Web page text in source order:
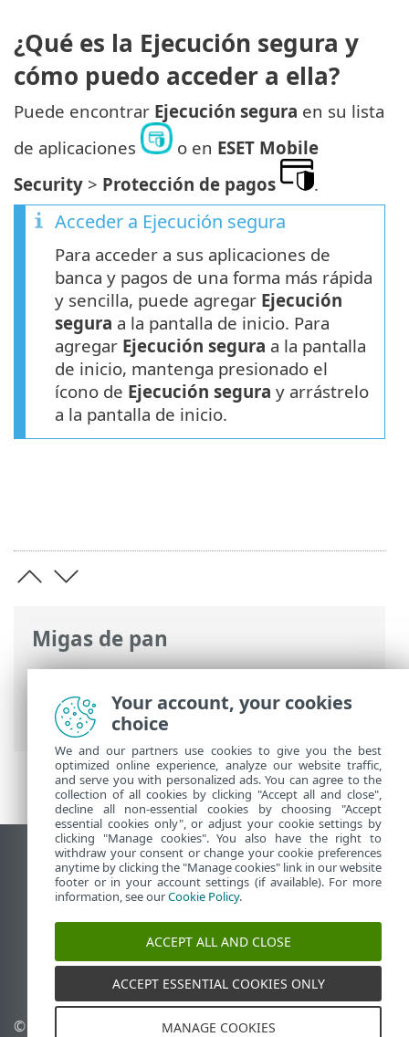
Migas de pan
Ayuda en línea de ESET>ESET Mobile
Security >Trabajar con ESET Mobile
Security > Protección de pagos
¿Qué es la Ejecución segura y
cómo puedo acceder a ella?
Puede encontrar Ejecución segura en su lista
de aplicaciones
o en ESET Mobile
Security > Protección de pagos .
Acceder a Ejecución segura
Para acceder a sus aplicaciones de
banca y pagos de una forma más rápida
y sencilla, puede agregar Ejecución
segura a la pantalla de inicio. Para
agregar Ejecución segura a la pantalla
de inicio, mantenga presionado el
ícono de Ejecución segura y arrástrelo
a la pantalla de inicio.
Ver sitio del escritorio
End of Life
Base de conocimiento de ESET
Foro de ESET
ESET Status Portal
Soporte regional
© 1992 - 2026 ESET, spol. s
Administrar perfiles
Your account, your cookies
choice
We and our partners use cookies to give you the best
optimized online experience, analyze our website traffic,
and serve you with personalized ads. You can agree to the
collection of all cookies by clicking "Accept all and close",
decline all non-essential cookies by choosing "Accept
essential cookies only", or adjust your cookie settings by
clicking "Manage cookies". You also have the right to
withdraw your consent or change your cookie preferences
anytime by clicking the "Manage cookies" link in our website
footer or in your account settings (if available). For more
information, see ourCookie Policy.
ACCEPT ALL AND CLOSE
ACCEPT ESSENTIAL COOKIES ONLY
MANAGE COOKIES